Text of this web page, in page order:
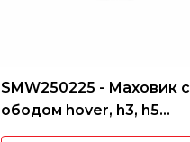
SMW250225 - Маховик с
ободом hover, h3, h5
(бензин)